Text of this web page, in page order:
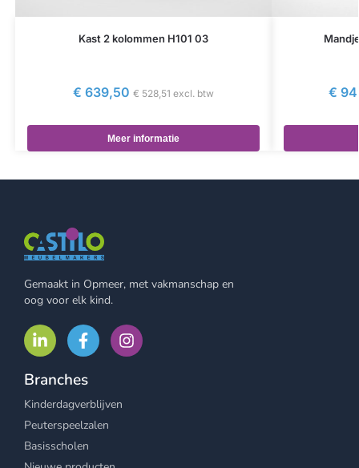
Kast 2 kolommen H101 03
€ 639,50 € 528,51 excl. btw
Meer informatie
€
Gemaakt in Opmeer, met vakmanschap en
oog voor elk kind.
Branches
Kinderdagverblijven
Peuterspeelzalen
Basisscholen